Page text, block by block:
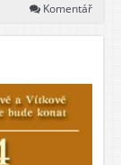
Komentář